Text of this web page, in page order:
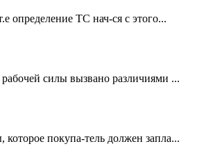
определение ТС нач-ся с этого...
силы вызвано различиями ...
покупа-тель должен запла...